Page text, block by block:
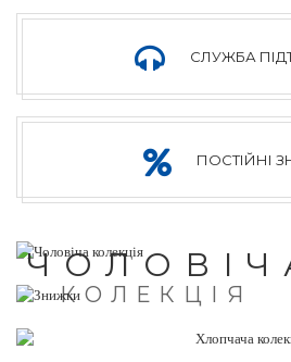
СЛУЖБА
ПОСТІЙНІ
КОЛЕКЦІЯ